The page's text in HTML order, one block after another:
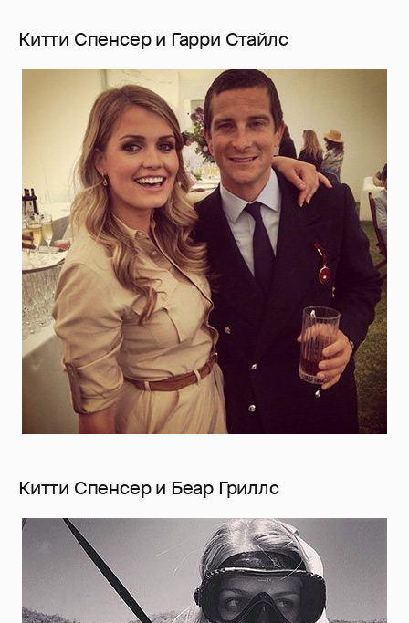
Китти Спенсер и Гарри Стайлс
Китти Спенсер и Беар Гриллс